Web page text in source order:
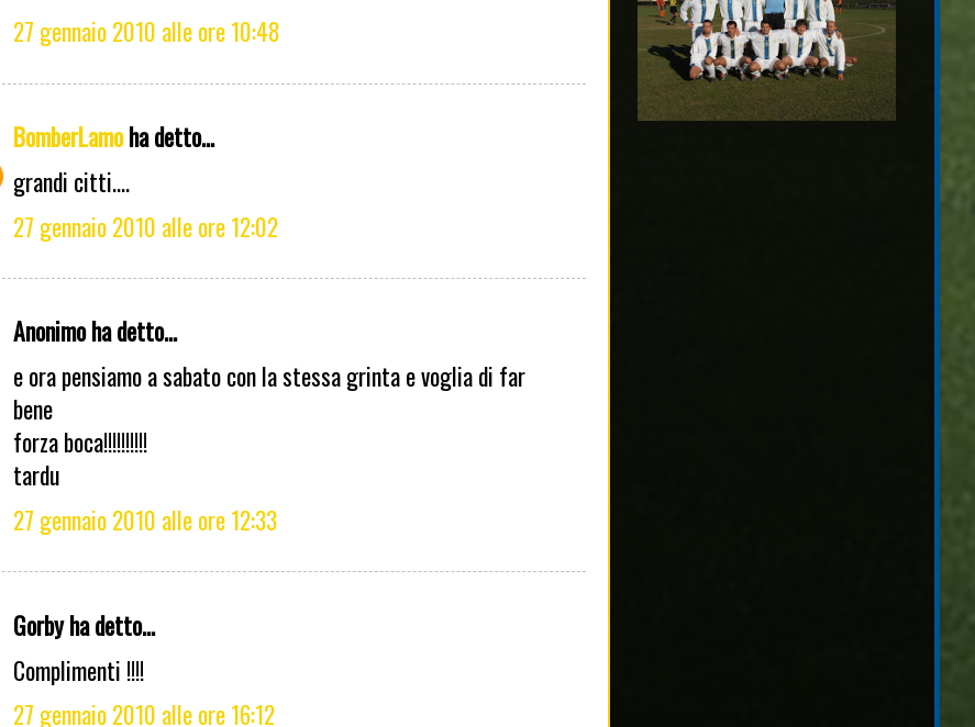
27 gennaio 2010 alle ore 10:48
BomberLamoha detto...
grandi citti....
27 gennaio 2010 alle ore 12:02
Anonimo ha detto...
e ora pensiamo a sabato con la stessa grinta e voglia di far
bene
forza boca!!!!!!!!!!
tardu
27 gennaio 2010 alle ore 12:33
Gorby ha detto...
Complimenti !!!!
27 gennaio 2010 alle ore 16:12